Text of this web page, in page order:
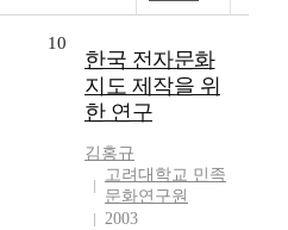
10
한국 전자문화
지도 제작을 위
한 연구
김홍규
고려대학교 민족
문화연구원
2003